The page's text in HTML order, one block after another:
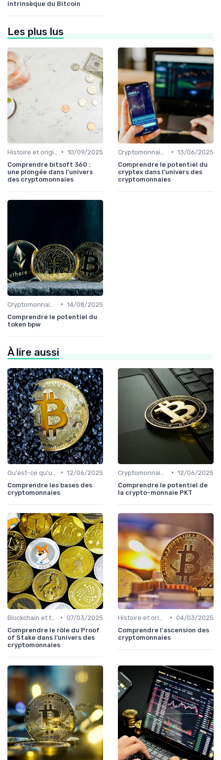
intrinsèque du Bitcoin
Les plus lus
• 10/09/2025
Comprendre bitsoft 360 :
une plongée dans l'univers
des cryptomonnaies
• 13/06/2025
Comprendre le potentiel du
cryptex dans l'univers des
cryptomonnaies
• 14/08/2025
Comprendre le potentiel du
token bpw
À lire aussi
• 12/06/2025
Comprendre les bases des
cryptomonnaies
• 12/06/2025
Comprendre le potentiel de
la crypto-monnaie PKT
• 07/03/2025
Comprendre le rôle du Proof
of Stake dans l'univers des
cryptomonnaies
• 04/03/2025
Comprendre l'ascension des
cryptomonnaies